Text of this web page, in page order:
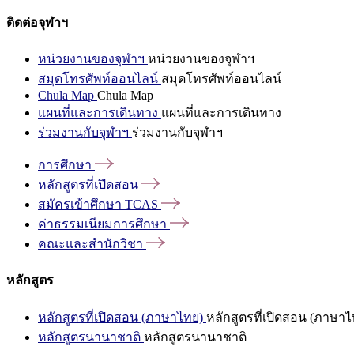
ติดต่อจุฬาฯ
หน่วยงานของจุฬาฯ หน่วยงานของจุฬาฯ
สมุดโทรศัพท์ออนไลน์ สมุดโทรศัพท์ออนไลน์
Chula Map Chula Map
แผนที่และการเดินทาง แผนที่และการเดินทาง
ร่วมงานกับจุฬาฯ ร่วมงานกับจุฬาฯ
การศึกษา
หลักสูตรที่เปิดสอน
สมัครเข้าศึกษา TCAS
ค่าธรรมเนียมการศึกษา
คณะและสำนักวิชา
หลักสูตร
หลักสูตรที่เปิดสอน (ภาษาไทย) หลักสูตรที่เปิดสอน (ภาษาไ
หลักสูตรนานาชาติ หลักสูตรนานาชาติ